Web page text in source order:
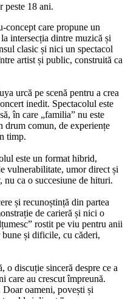
peste 18 ani.
concept care propune un
intersecția dintre muzică și
clasic și nici un spectacol
artist și public, construită ca
urcă pe scenă pentru a crea
inedit. Spectacolul este
în care „familia” nu este
drum comun, de experiențe
timp.
este un format hibrid,
vulnerabilitate, umor direct și
nu ca o succesiune de hituri.
și recunoștință din partea
de carieră și nici o
rostit pe viu pentru anii
și dificile, cu căderi,
o discuție sinceră despre ce a
care au crescut împreună.
oameni, povești și